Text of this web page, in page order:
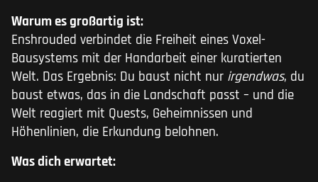
Warum es großartig ist:
Enshrouded verbindet die Freiheit eines Voxel-
Bausystems mit der Handarbeit einer kuratierten
Welt. Das Ergebnis: Du baust nicht nur irgendwas, du
baust etwas, das in die Landschaft passt – und die
Welt reagiert mit Quests, Geheimnissen und
Höhenlinien, die Erkundung belohnen.
Was dich erwartet: